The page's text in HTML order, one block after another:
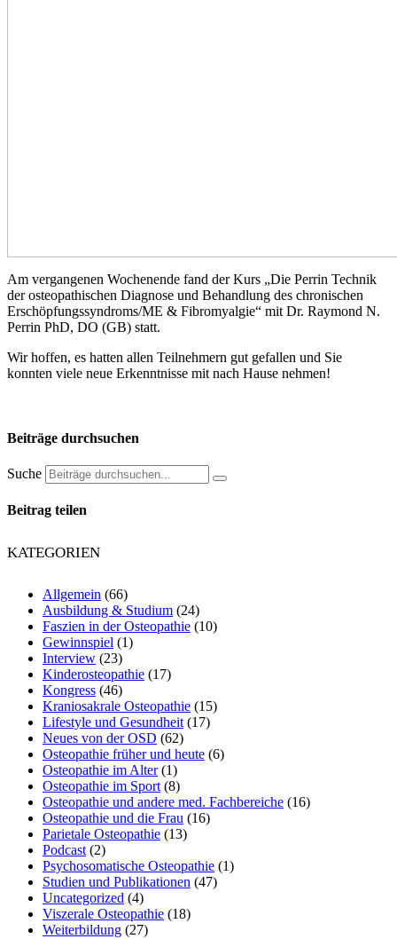
Am vergangenen Wochenende fand der Kurs „Die Perrin Technik
der osteopathischen Diagnose und Behandlung des chronischen
Erschöpfungssyndroms/ME & Fibromyalgie“ mit Dr. Raymond N.
Perrin PhD, DO (GB) statt.
Wir hoffen, es hatten allen Teilnehmern gut gefallen und Sie
konnten viele neue Erkenntnisse mit nach Hause nehmen!
Beiträge durchsuchen
Suche
Beitrag teilen
KATEGORIEN
Allgemein (66)
Ausbildung & Studium (24)
Faszien in der Osteopathie (10)
Gewinnspiel (1)
Interview (23)
Kinderosteopathie (17)
Kongress (46)
Kraniosakrale Osteopathie (15)
Lifestyle und Gesundheit (17)
Neues von der OSD (62)
Osteopathie früher und heute (6)
Osteopathie im Alter(1)
Osteopathie im Sport (8)
Osteopathie und andere med. Fachbereiche (16)
Osteopathie und die Frau (16)
Parietale Osteopathie (13)
Podcast (2)
Psychosomatische Osteopathie (1)
Studien und Publikationen (47)
Uncategorized (4)
Viszerale Osteopathie (18)
Weiterbildung (27)